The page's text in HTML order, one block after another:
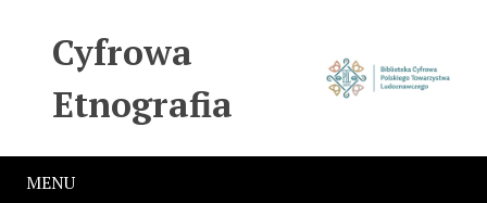
Cyfrowa
Etnografia
MENU